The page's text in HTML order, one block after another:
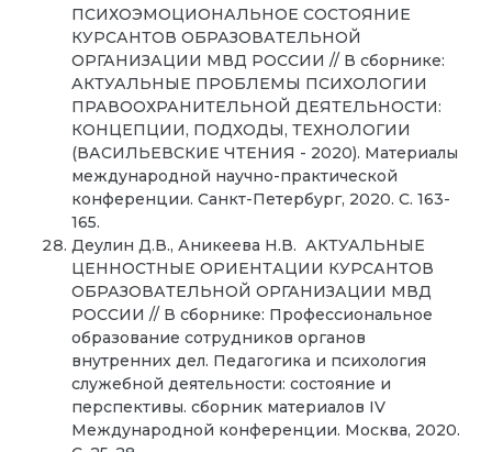
ПСИХОЭМОЦИОНАЛЬНОЕ СОСТОЯНИЕ
КУРСАНТОВ ОБРАЗОВАТЕЛЬНОЙ
ОРГАНИЗАЦИИ МВД РОССИИ // В сборнике:
АКТУАЛЬНЫЕ ПРОБЛЕМЫ ПСИХОЛОГИИ
ПРАВООХРАНИТЕЛЬНОЙ ДЕЯТЕЛЬНОСТИ:
КОНЦЕПЦИИ, ПОДХОДЫ, ТЕХНОЛОГИИ
(ВАСИЛЬЕВСКИЕ ЧТЕНИЯ - 2020). Материалы
международной научно-практической
конференции. Санкт-Петербург, 2020. С. 163-
165.
Деулин Д.В., Аникеева Н.В. АКТУАЛЬНЫЕ
ЦЕННОСТНЫЕ ОРИЕНТАЦИИ КУРСАНТОВ
ОБРАЗОВАТЕЛЬНОЙ ОРГАНИЗАЦИИ МВД
РОССИИ // В сборнике: Профессиональное
образование сотрудников органов
внутренних дел. Педагогика и психология
служебной деятельности: состояние и
перспективы. сборник материалов IV
Международной конференции. Москва, 2020.